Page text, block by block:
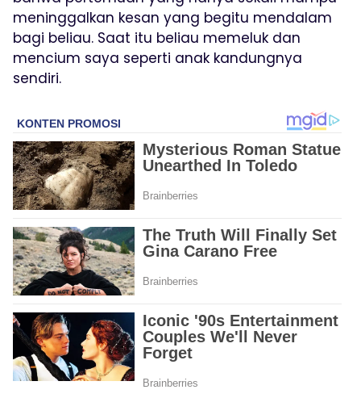
meninggalkan kesan yang begitu mendalam
bagi beliau. Saat itu beliau memeluk dan
mencium saya seperti anak kandungnya
sendiri.